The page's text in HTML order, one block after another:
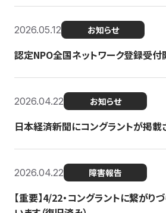
2026.05.12 お知らせ
認定NPO全国ネットワーク登録受付
2026.04.22 お知らせ
日本経済新聞にコングラントが掲載
2026.04.22 障害報告
【重要】4/22・コングラントに繋がり